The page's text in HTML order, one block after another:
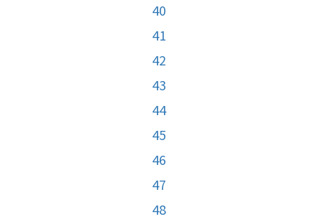
40
41
42
43
44
45
46
47
48